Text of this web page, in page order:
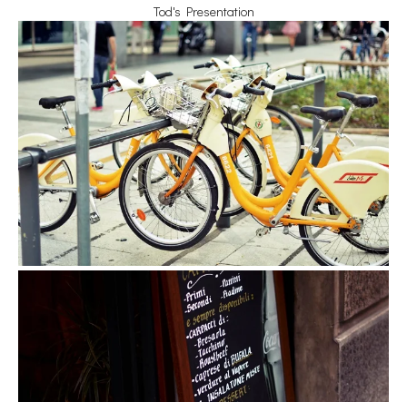
Tod's Presentation